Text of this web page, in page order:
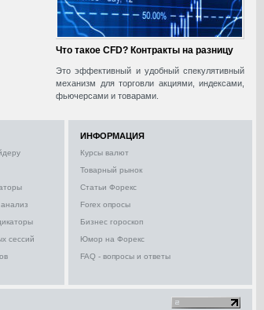
Что такое CFD? Контракты на разницу
Это эффективный и удобный спекулятивный
механизм для торговли акциями, индексами,
фьючерсами и товарами.
сессий
ИНФОРМАЦИЯ
Курсы валют
Товарный рынок
Статьи Форекс
Forex опросы
Бизнес гороскоп
Юмор на Форекс
FAQ - вопросы и ответы